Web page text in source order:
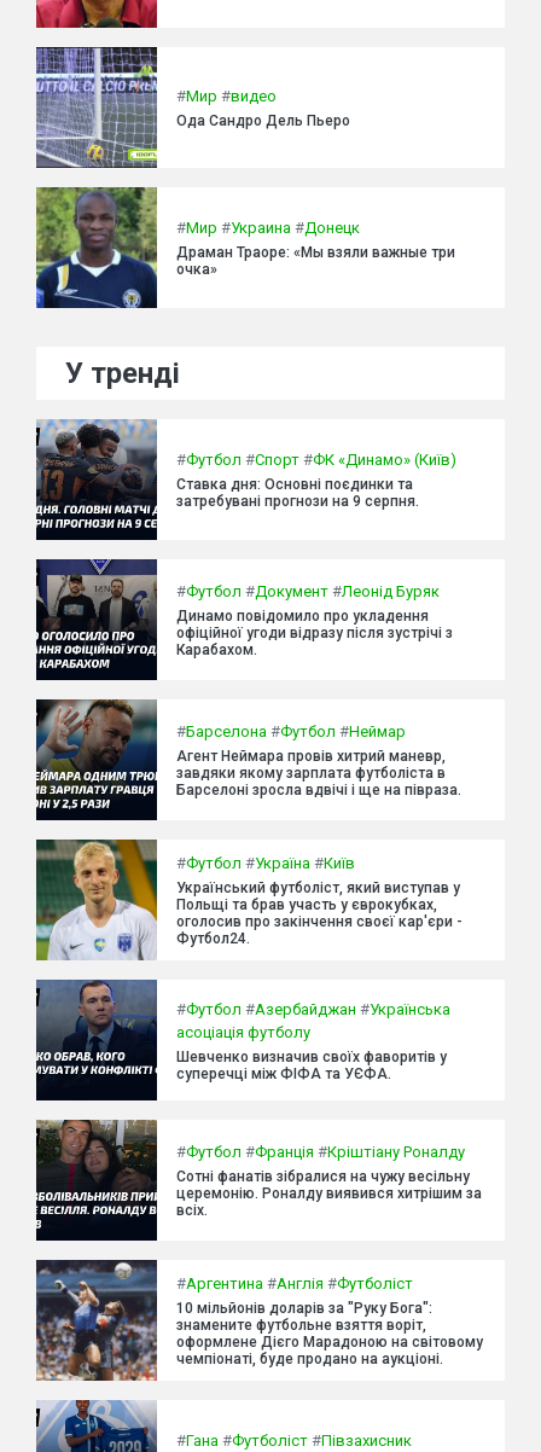
#Мир #видео
Ода Сандро Дель Пьеро
#Мир #Украина #Донецк
Драман Траоре: «Мы взяли важные три
очка»
У тренді
#Футбол #Спорт #ФК «Динамо» (Київ)
Ставка дня: Основні поєдинки та
затребувані прогнози на 9 серпня.
#Футбол #Документ #Леонід Буряк
Динамо повідомило про укладення
офіційної угоди відразу після зустрічі з
Карабахом.
#Барселона #Футбол #Неймар
Агент Неймара провів хитрий маневр,
завдяки якому зарплата футболіста в
Барселоні зросла вдвічі і ще на півраза.
#Футбол #Україна #Київ
Український футболіст, який виступав у
Польщі та брав участь у єврокубках,
оголосив про закінчення своєї кар'єри -
Футбол24.
#Футбол #Азербайджан #Українська
асоціація футболу
Шевченко визначив своїх фаворитів у
суперечці між ФІФА та УЄФА.
#Футбол #Франція #Кріштіану Роналду
Сотні фанатів зібралися на чужу весільну
церемонію. Роналду виявився хитрішим за
всіх.
#Аргентина #Англія #Футболіст
10 мільйонів доларів за "Руку Бога":
знамените футбольне взяття воріт,
оформлене Дієго Марадоною на світовому
чемпіонаті, буде продано на аукціоні.
#Гана #Футболіст #Півзахисник